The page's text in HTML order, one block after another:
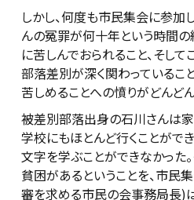
しかし、何度も市民集会に参加
んの冤罪が何十年という時間
に苦しんでおられること、そし
部落差別が深く関わっているこ
苦しめることへの憤りがどんど
被差別部落出身の石川さんは
学校にもほとんど行くことがで
文字を学ぶことができなかった
貧困があるということを、市民
審を求める市民の会事務局長)